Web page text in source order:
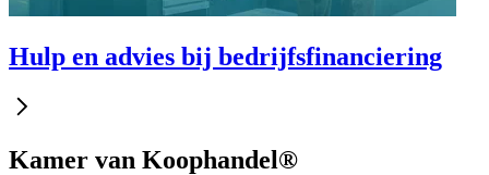
Hulp en advies bij bedrijfsfinanciering
Kamer van Koophandel®